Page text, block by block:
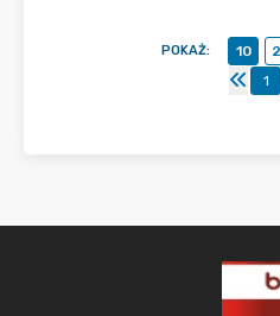
POKAŻ: 10
1